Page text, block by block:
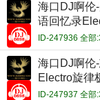
海口DJ啊伦
语回忆录
ID-247936 全
海口DJ啊伦
Electro旋律
ID-247937 全